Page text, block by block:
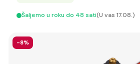
Šaljemo u roku do 48 sati(U vas 17.08.)
-8%